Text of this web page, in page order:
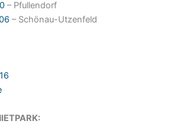
– Pfullendorf
– Schönau-Utzenfeld